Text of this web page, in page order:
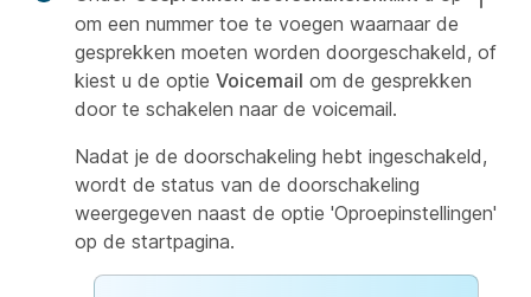
om een nummer toe te voegen waarnaar de
gesprekken moeten worden doorgeschakeld, of
kiest u de optie Voicemail om de gesprekken
door te schakelen naar de voicemail.
Nadat je de doorschakeling hebt ingeschakeld,
wordt de status van de doorschakeling
weergegeven naast de optie 'Oproepinstellingen'
op de startpagina.